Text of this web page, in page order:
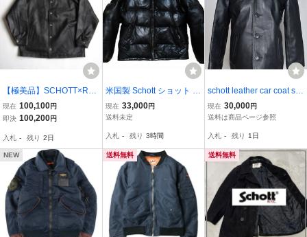
【極美品】SCHOTT×RE
MI RELIEF【SHEEP COA
CH JACKET】XL レザー
ク ショット 26040116
現在 100,100円
即決 100,200円
入札 - 残り 2日
米国製 Schott ショット 4
4 Down レザー ダウンジ
ャケット 黒革 ブラック
現在 33,000円
送料未定
入札 - 残り 3時間
schott leather car coat siz
e S ショット レザー カー
コート c0521
現在 30,000円
送料は商品ページ参照
入札 - 残り 1日
NEW 送料無料 送料無料